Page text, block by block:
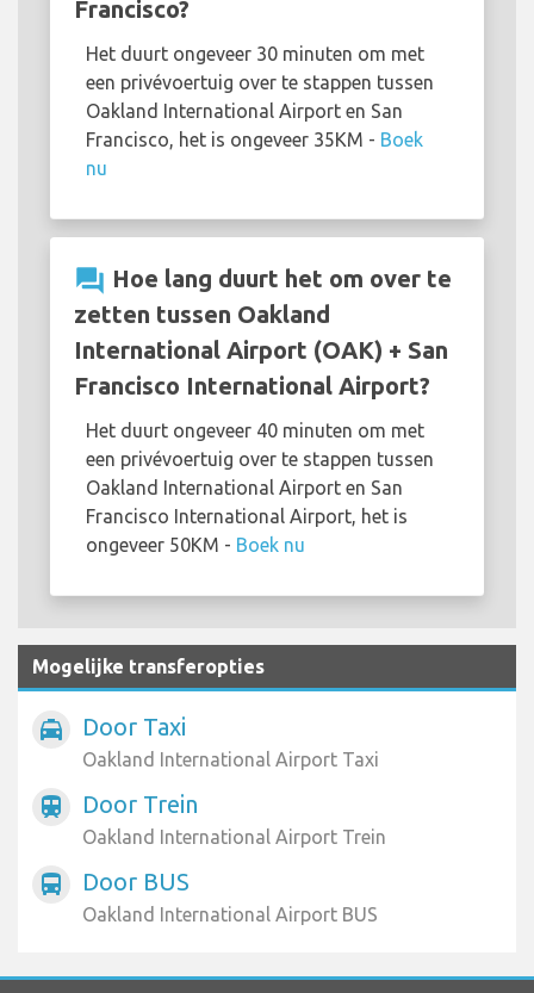
Francisco?
Het duurt ongeveer 30 minuten om met
een privévoertuig over te stappen tussen
Oakland International Airport en San
Francisco, het is ongeveer 35KM - Boek
nu
question_answer Hoe lang duurt het om over te
zetten tussen Oakland
International Airport (OAK) + San
Francisco International Airport?
Het duurt ongeveer 40 minuten om met
een privévoertuig over te stappen tussen
Oakland International Airport en San
Francisco International Airport, het is
ongeveer 50KM - Boek nu
Mogelijke transferopties
local_taxi Door Taxi
Oakland International Airport Taxi
train Door Trein
Oakland International Airport Trein
directions_bus Door BUS
Oakland International Airport BUS